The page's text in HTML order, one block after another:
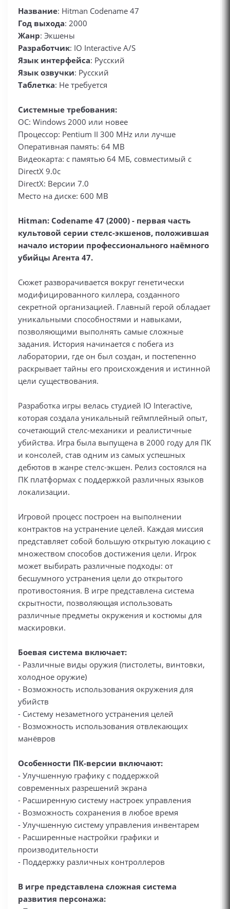
Название: Hitman Codename 47
Год выхода: 2000
Жанр: Экшены
Разработчик: IO Interactive A/S
Язык интерфейса: Русский
Язык озвучки: Русский
Таблетка: Не требуется
Системные требования:
ОС: Windows 2000 или новее
Процессор: Pentium II 300 MHz или лучше
Оперативная память: 64 MB
Видеокарта: с памятью 64 МБ, совместимый с
DirectX 9.0c
DirectX: Версии 7.0
Место на диске: 600 MB
Hitman: Codename 47 (2000) - первая часть
культовой серии стелс-экшенов, положившая
начало истории профессионального наёмного
убийцы Агента 47.
Сюжет разворачивается вокруг генетически
модифицированного киллера, созданного
секретной организацией. Главный герой обладает
уникальными способностями и навыками,
позволяющими выполнять самые сложные
задания. История начинается с побега из
лаборатории, где он был создан, и постепенно
раскрывает тайны его происхождения и истинной
цели существования.
Разработка игры велась студией IO Interactive,
которая создала уникальный геймплейный опыт,
сочетающий стелс-механики и реалистичные
убийства. Игра была выпущена в 2000 году для ПК
и консолей, став одним из самых успешных
дебютов в жанре стелс-экшен. Релиз состоялся на
ПК платформах с поддержкой различных языков
локализации.
Игровой процесс построен на выполнении
контрактов на устранение целей. Каждая миссия
представляет собой большую открытую локацию с
множеством способов достижения цели. Игрок
может выбирать различные подходы: от
бесшумного устранения цели до открытого
противостояния. В игре представлена система
скрытности, позволяющая использовать
различные предметы окружения и костюмы для
маскировки.
Боевая система включает:
- Различные виды оружия (пистолеты, винтовки,
холодное оружие)
- Возможность использования окружения для
убийств
- Систему незаметного устранения целей
- Возможность использования отвлекающих
манёвров
Особенности ПК-версии включают:
- Улучшенную графику с поддержкой
современных разрешений экрана
- Расширенную систему настроек управления
- Возможность сохранения в любое время
- Улучшенную систему управления инвентарем
- Расширенные настройки графики и
производительности
- Поддержку различных контроллеров
В игре представлена сложная система
развития персонажа: